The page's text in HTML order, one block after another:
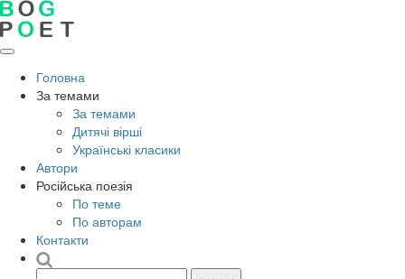
Головна
За темами
За темами
Дитячі вірші
Українські класики
Автори
Російська поезія
По теме
По авторам
Контакти